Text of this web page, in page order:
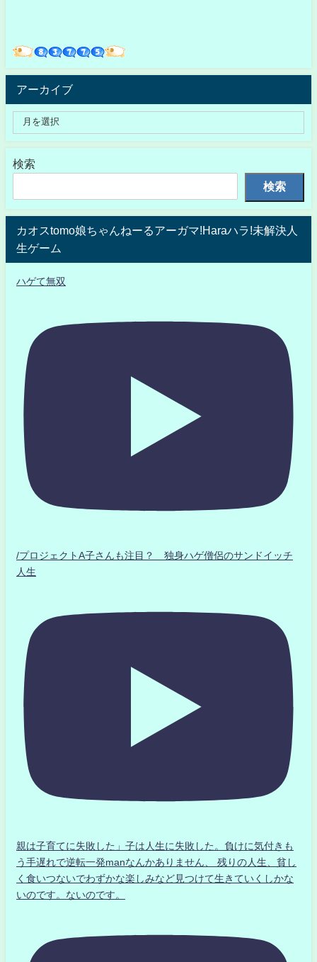
アーカイブ
検索
検索
カオスtomo娘ちゃんねーるアーガマ!Haraハラ!未解決人
生ゲーム
ハゲて無双
/プロジェクトA子さんも注目？ 独身ハゲ僧侶のサンドイッチ
人生
親は子育てに失敗した」子は人生に失敗した。負けに気付きも
う手遅れで逆転一発manなんかありません、 残りの人生、貧し
く食いつないでわずかな楽しみなど見つけて生きていくしかな
いのです。ないのです。